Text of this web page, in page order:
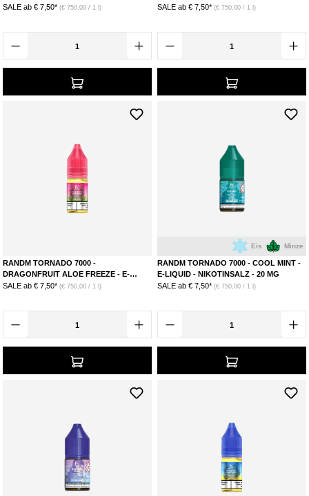
SALE ab € 7,50* (€ 750,00 / 1 l)
SALE ab € 7,50* (€ 750,00 / 1 l)
RANDM TORNADO 7000 -
DRAGONFRUIT ALOE FREEZE - E-
LIQUID - NIKOTINSALZ - 20 MG
SALE ab € 7,50* (€ 750,00 / 1 l)
Minze
RANDM TORNADO 7000 - COOL MINT -
E-LIQUID - NIKOTINSALZ - 20 MG
SALE ab € 7,50* (€ 750,00 / 1 l)